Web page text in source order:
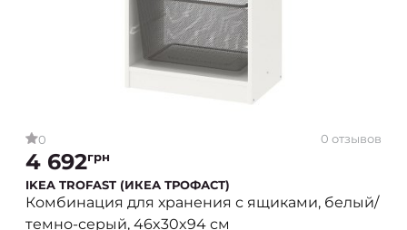
0 0 отзывов
4 692грн
IKEA TROFAST (ИКЕА ТРОФАСТ)
Комбинация для хранения с ящиками, белый/
темно-серый, 46x30x94 см